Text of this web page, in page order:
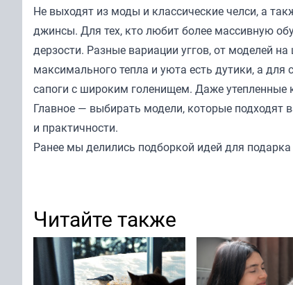
Не выходят из моды и классические челси, а
джинсы. Для тех, кто любит более массивную
дерзости. Разные вариации уггов, от моделей
максимального тепла и уюта есть дутики, а
сапоги с широким голенищем. Даже утепленные
Главное — выбирать модели, которые подходят
и практичности.
Ранее мы делились подборкой идей для
Читайте также